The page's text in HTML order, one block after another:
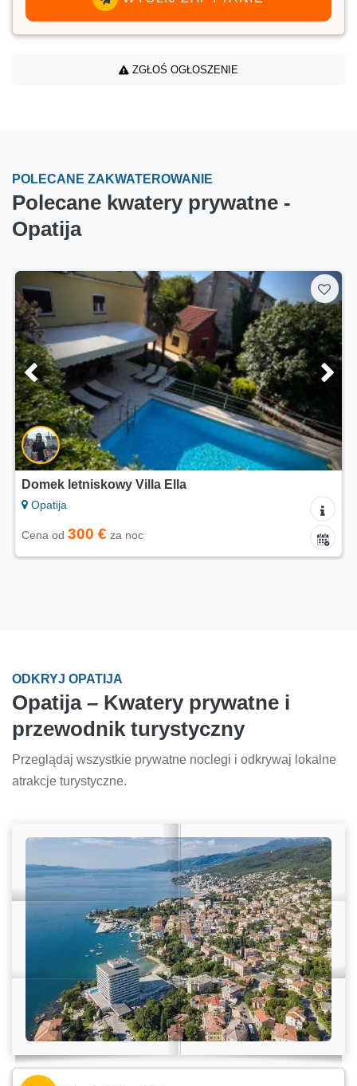
ZGŁOŚ OGŁOSZENIE
POLECANE ZAKWATEROWANIE
Polecane kwatery prywatne -
Opatija
Apartamenty Teo
Opatija
Cena od 45 € za noc
ODKRYJ OPATIJA
Opatija – Kwatery prywatne i
przewodnik turystyczny
Przeglądaj wszystkie prywatne noclegi i odkrywaj lokalne
atrakcje turystyczne.